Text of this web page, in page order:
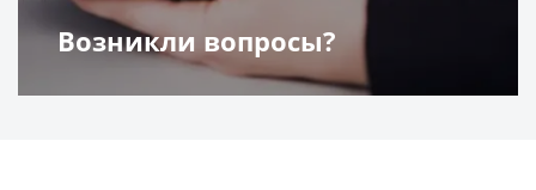
Возникли вопросы?